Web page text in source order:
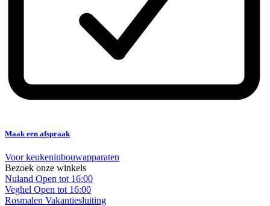
Maak een afspraak
Voor keukeninbouwapparaten
Bezoek onze winkels
Nuland Open tot 16:00
Veghel Open tot 16:00
Rosmalen Vakantiesluiting